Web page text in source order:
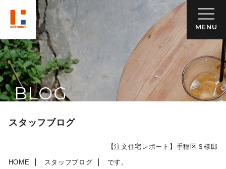
MENU
BLOG
スタッフブログ
HOME スタッフブログ
【注文住宅レポート】手稲区Ｓ様邸
です。